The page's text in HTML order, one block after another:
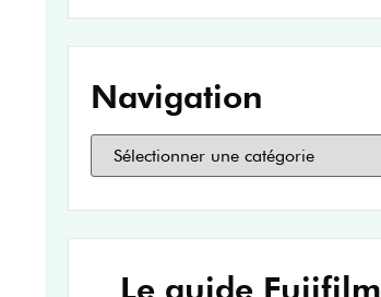
Navigation
Le guide Fujifilm